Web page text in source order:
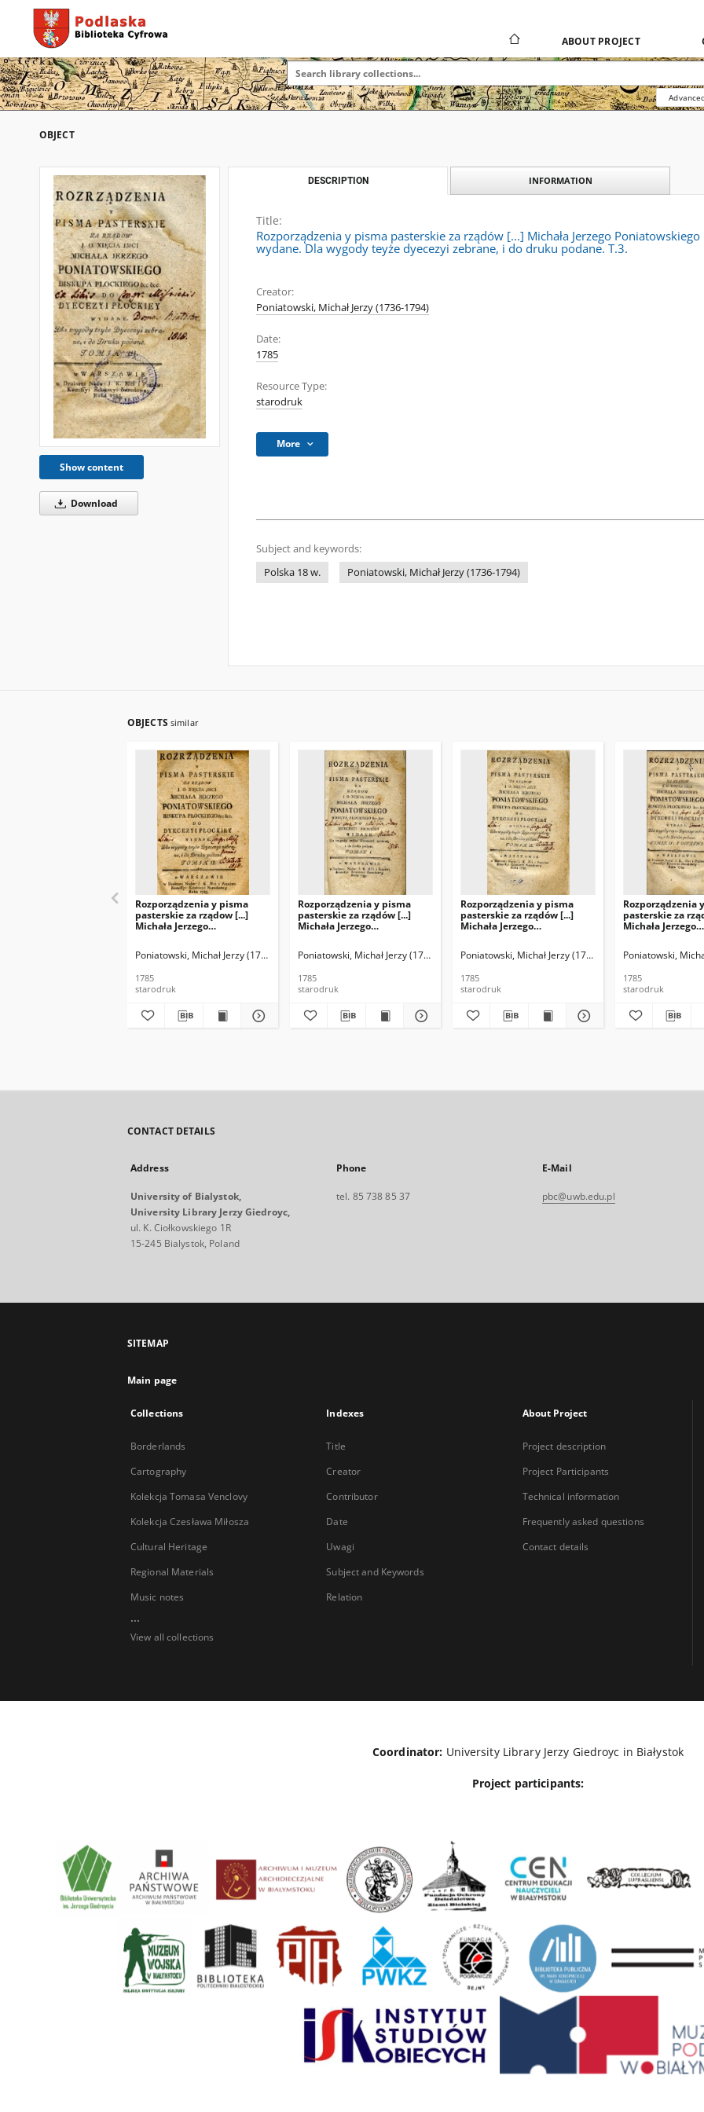
ABOUT PROJECT
OBJECT
Show content
Download
DESCRIPTION INFORMATION
Title:
Rozporządzenia y pisma pasterskie za rządów [...] Michała Jerzego
wydane. Dla wygody teyże dyecezyi zebrane, i do druku podane. T.3.
Creator:
Poniatowski, Michał Jerzy (1736-1794)
Date:
1785
Resource Type:
starodruk
More
Subject and keywords:
Polska 18 w.
Poniatowski, Michał Jerzy (1736-1794)
OBJECTS similar
Rozporządzenia y pisma
pasterskie za rządow [...]
Michała Jerzego
dyecezyi płockiey wydane.
zebrane i do druku podane
Poniatowski, Michał Jerzy (1736-1794)
1785
starodruk
Rozporządzenia y pisma
pasterskie za rządów [...]
Michała Jerzego
dyecezyi płockiey wydane.
zebrane, i do druku podane.
T.1.
Poniatowski, Michał Jerzy (1736-1794)
1785
starodruk
Rozporządzenia y pisma
pasterskie za rządów [...]
Michała Jerzego
dyecezyi płockiey wydane.
zebrane, i do druku podane.
T.2.
Poniatowski, Michał Jerzy (1736-1794)
1785
starodruk
Rozporządzenia
pasterskie za
Michała Jerzego
dyecezyi
zebrane, i do
T.4.
Poniatowski,
1785
starodruk
CONTACT DETAILS
Address
University of Bialystok,
University Library Jerzy Giedroyc,
ul. K. Ciołkowskiego 1R
15-245 Bialystok, Poland
Phone
tel. 85 738 85 37
E-Mail
pbc@uwb.edu.pl
SITEMAP
Main page
Collections
Borderlands
Cartography
Kolekcja Tomasa Venclovy
Kolekcja Czesława Miłosza
Cultural Heritage
Regional Materials
Music notes
...
View all collections
Indexes
Title
Creator
Contributor
Date
Uwagi
Subject and Keywords
Relation
About Project
Project description
Project Participants
Technical information
Frequently asked questions
Contact details
Coordinator: University Library Jerzy Giedroyc in Białystok
Project participants: